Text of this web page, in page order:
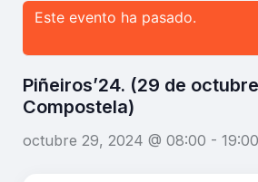
Este evento ha pasado.
Piñeiros’24. (29 de
Compostela)
octubre 29, 2024 @ 08:00 - 19:00